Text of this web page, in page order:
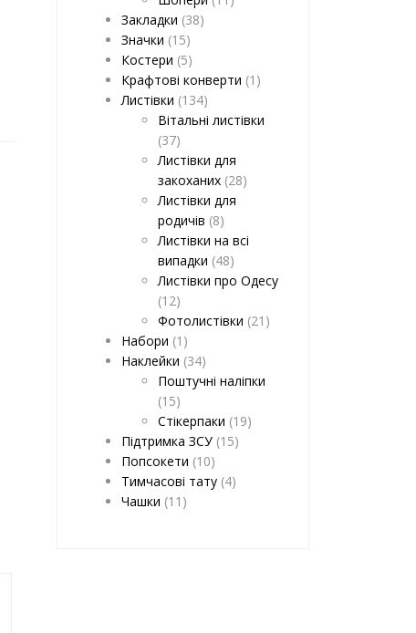
Закладки (38)
Значки (15)
Костери (5)
Крафтові конверти (1)
Листівки (134)
Вітальні листівки
(37)
Листівки для
закоханих (28)
Листівки для
родичів (8)
Листівки на всі
випадки (48)
Листівки про Одесу
(12)
Фотолистівки (21)
Набори (1)
Наклейки (34)
Поштучні наліпки
(15)
Стікерпаки (19)
Підтримка ЗСУ (15)
Попсокети (10)
Тимчасові тату (4)
Чашки (11)